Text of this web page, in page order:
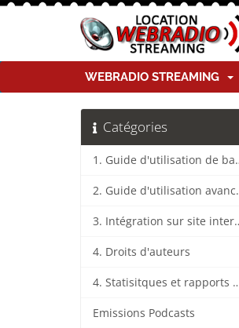
WEBRADIO STREAMING
Catégories
1. Guide
2. Guide
3. Intégration
4. Droits d'auteurs
4. Statisitques et
Emissions Podcasts